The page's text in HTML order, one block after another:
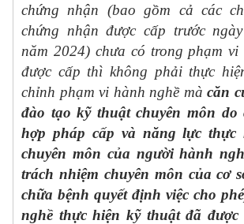
chứng nhận (bao gồm cả các
chứng nhận được cấp trước
năm 2024) chưa có trong phạm
được cấp thì không phải thực
chỉnh phạm vi hành nghề màcăn
đào tạo kỹ thuật chuyên môn do
hợp pháp cấp và năng lực thực
chuyên môn của người hành
trách nhiệm chuyên môn của cơ
chữa bệnh quyết định việc cho
nghề thực hiện kỹ thuật đã được